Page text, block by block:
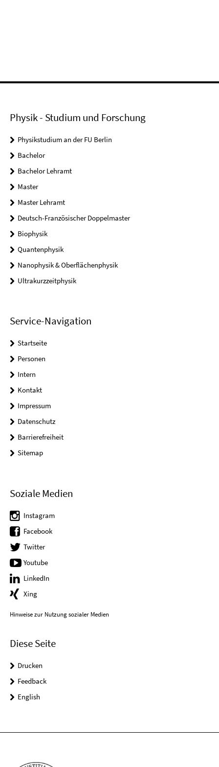
Physik - Studium und Forschung
Physikstudium an der FU Berlin
Bachelor
Bachelor Lehramt
Master
Master Lehramt
Deutsch-Französischer Doppelmaster
Biophysik
Quantenphysik
Nanophysik & Oberflächenphysik
Ultrakurzzeitphysik
Service-Navigation
Startseite
Personen
Intern
Kontakt
Impressum
Datenschutz
Barrierefreiheit
Sitemap
Soziale Medien
Instagram
Facebook
Twitter
Youtube
LinkedIn
Xing
Hinweise zur Nutzung sozialer Medien
Diese Seite
Drucken
Feedback
English